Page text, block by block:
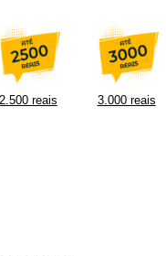
2.500 reais 3.000 reais